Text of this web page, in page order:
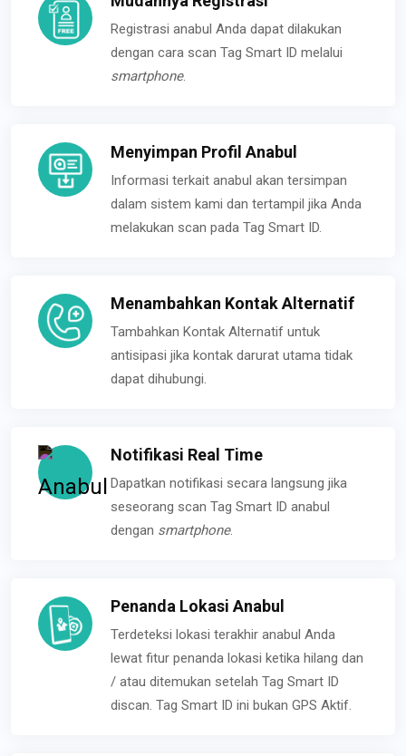
Registrasi anabul Anda dapat dilakukan
dengan cara scan Tag Smart ID melalui
smartphone.
Menyimpan Profil Anabul
Informasi terkait anabul akan tersimpan
dalam sistem kami dan tertampil jika Anda
melakukan scan pada Tag Smart ID.
Menambahkan Kontak Alternatif
Tambahkan Kontak Alternatif untuk
antisipasi jika kontak darurat utama tidak
dapat dihubungi.
Notifikasi Real Time
Dapatkan notifikasi secara langsung jika
seseorang scan Tag Smart ID anabul
dengan smartphone.
Penanda Lokasi Anabul
Terdeteksi lokasi terakhir anabul Anda
lewat fitur penanda lokasi ketika hilang dan
/ atau ditemukan setelah Tag Smart ID
discan. Tag Smart ID ini bukan GPS Aktif.